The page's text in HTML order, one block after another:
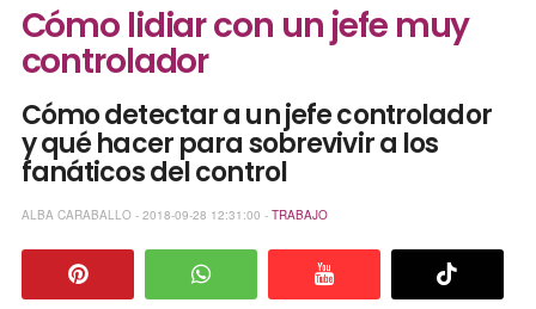
Cómo lidiar con un jefe muy
controlador
Cómo detectar a un jefe controlador
y qué hacer para sobrevivir a los
fanáticos del control
ALBA CARABALLO - 2018-09-28 12:31:00 - TRABAJO